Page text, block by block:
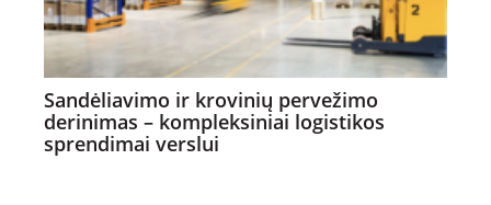
Sandėliavimo ir krovinių pervežimo
derinimas – kompleksiniai logistikos
sprendimai verslui